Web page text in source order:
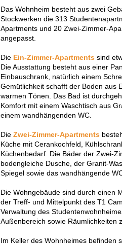
Das Wohnheim besteht aus zwei
Stockwerken die 313
Apartments und 20 Zwei-Zimmer-
angepasst.
Die Ein-Zimmer-Apartments sind
Die Ausstattung besteht aus einer
Einbauschrank, natürlich einem
Gemütlichkeit schafft der Boden aus
warmen Tönen. Das Bad ist
Komfort mit einem Waschtisch aus
einem wandhängenden WC.
Die Zwei-Zimmer-Apartments
Küche mit Cerankochfeld,
Küchenbedarf. Die Bäder der Zwei-
bodengleiche Dusche, der Granit-
Spiegel sowie das wandhängende
Die Wohngebäude sind durch einen
der Treff- und Mittelpunkt des T1
Verwaltung des
Außenbereich sowie Räumlichkeiten
Im Keller des Wohnheimes befinden